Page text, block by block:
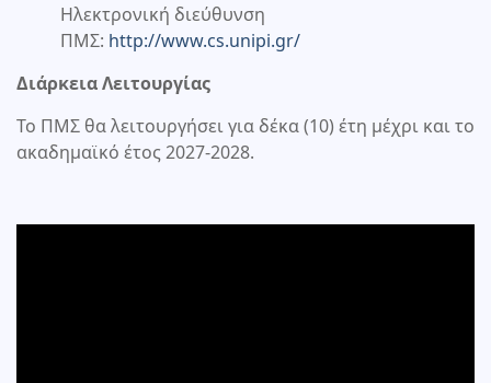
Ηλεκτρονική διεύθυνση
ΠΜΣ: http://www.cs.unipi.gr/
Διάρκεια Λειτουργίας
Το ΠΜΣ θα λειτουργήσει για δέκα (10) έτη μέχρι και το
ακαδημαϊκό έτος 2027-2028.